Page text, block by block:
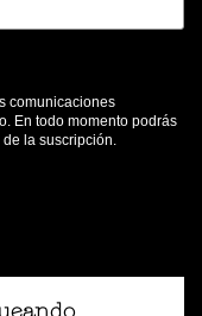
comunicaciones
En todo momento podrás
la suscripción.